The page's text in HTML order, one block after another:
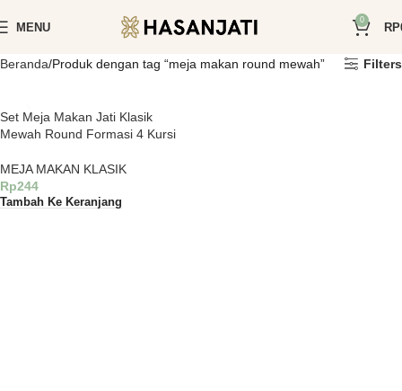
MENU
0
RP
Beranda Produk dengan tag “meja makan round mewah” Filters
Set Meja Makan Jati Klasik
Mewah Round Formasi 4 Kursi
MEJA MAKAN KLASIK
Rp244
Tambah Ke Keranjang